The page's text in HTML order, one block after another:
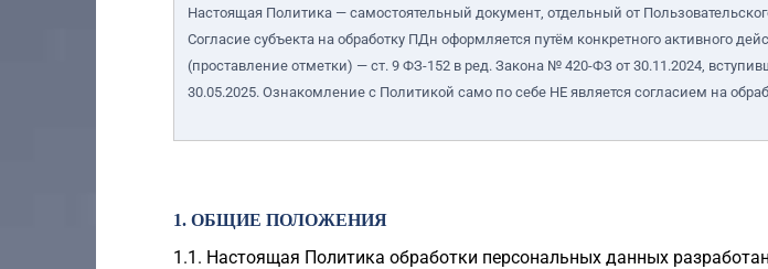
Настоящая Политика — самостоятельный документ, отдельный от
Согласие субъекта на обработку ПДн оформляется путём конкретного активного
(проставление отметки) — ст. 9 ФЗ-152 в ред. Закона № 420-ФЗ от 30.11.2024,
30.05.2025. Ознакомление с Политикой само по себе НЕ является согласием на
1. ОБЩИЕ ПОЛОЖЕНИЯ
1.1. Настоящая Политика обработки персональных данных